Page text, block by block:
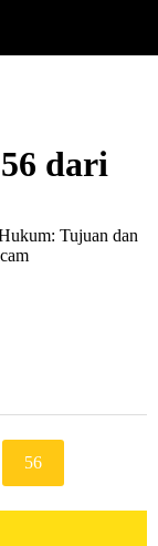
dari
Tujuan dan
56